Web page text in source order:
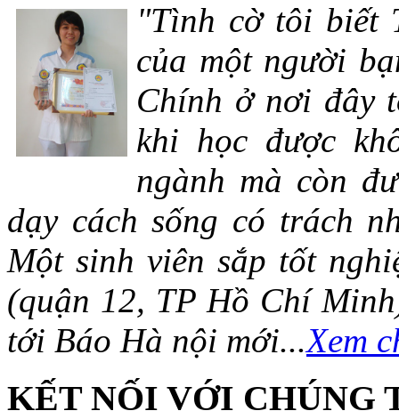
"Tình cờ tôi biết
của một người
Chính ở nơi đây
khi học được
ngành mà còn
dạy cách sống có trách
Một sinh viên sắp tốt
(quận 12, TP Hồ Chí
tới Báo Hà nội mới...Xem
KẾT NỐI VỚI CHÚNG